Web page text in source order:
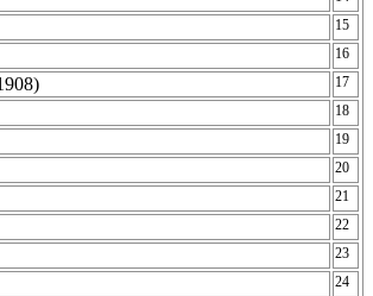
15
16
17
18
19
20
21
22
23
24